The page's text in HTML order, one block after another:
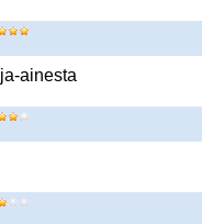
ainesta